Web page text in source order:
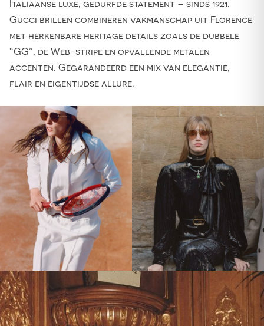
Italiaanse luxe, gedurfde statement – sinds 1921.
Gucci brillen combineren vakmanschap uit Florence
met herkenbare heritage details zoals de dubbele
“GG”, de Web-stripe en opvallende metalen
accenten. Gegarandeerd een mix van elegantie,
flair en eigentijdse allure.